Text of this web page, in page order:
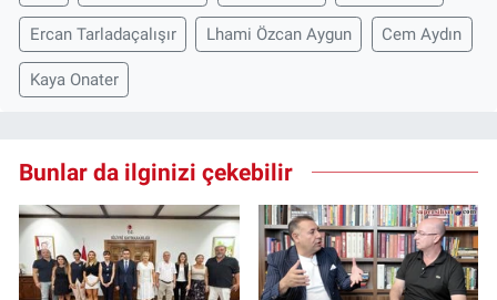
Ercan Tarladaçalışır Lhami Özcan Aygun Cem Aydın
Kaya Onater
Bunlar da ilginizi çekebilir